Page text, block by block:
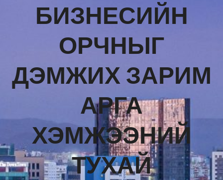
БИЗНЕСИЙН
ОРЧНЫГ
ДЭМЖИХ ЗАРИМ
АРГА
ХЭМЖЭЭНИЙ
ТУХАЙ